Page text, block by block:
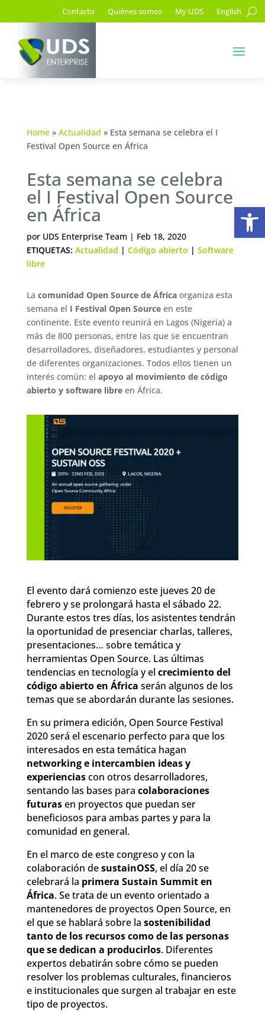
Contacto Quiénes somos My UDS English
Home» Actualidad » Esta semana se celebra el I
Festival Open Source en África
Esta semana se celebra
el I Festival Open Source
en África
por UDS Enterprise Team | Feb 18, 2020
ETIQUETAS: Actualidad | Código abierto | Software
libre
La comunidad Open Source de Áfricaorganiza esta
semana el I Festival Open Sourceen este
continente. Este evento reunirá en Lagos (Nigeria) a
más de 800 personas, entre las que se encuentran
desarrolladores, diseñadores, estudiantes y personal
de diferentes organizaciones. Todos ellos tienen un
interés común: el apoyo al movimiento de código
abierto y software libreen África.
El evento dará comienzo este jueves 20 de
febrero y se prolongará hasta el sábado 22.
Durante estos tres días, los asistentes tendrán
la oportunidad de presenciar charlas, talleres,
presentaciones… sobre temática y
herramientas Open Source. Las últimas
tendencias en tecnología y el crecimiento del
código abierto en África serán algunos de los
temas que se abordarán durante las sesiones.
En su primera edición, Open Source Festival
2020 será el escenario perfecto para que los
interesados en esta temática hagan
networking e intercambien ideas y
experienciascon otros desarrolladores,
sentando las bases para colaboraciones
futurasen proyectos que puedan ser
beneficiosos para ambas partes y para la
comunidad en general.
En el marco de este congreso y con la
colaboración desustainOSS, el día 20 se
celebrará la primera Sustain Summit en
África. Se trata de un evento orientado a
mantenedores de proyectos Open Source, en
el que se hablará sobre la sostenibilidad
tanto de los recursos como de las personas
que se dedican a producirlos. Diferentes
expertos debatirán sobre cómo se pueden
resolver los problemas culturales, financieros
e institucionales que surgen al trabajar en este
tipo de proyectos.